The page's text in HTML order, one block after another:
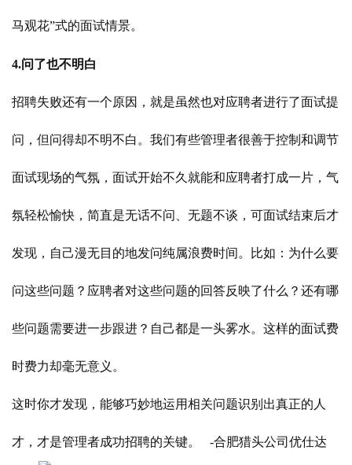
马观花”式的面试情景。
4.问了也不明白
招聘失败还有一个原因，就是虽然也对应聘者进行了面试提
问，但问得却不明不白。我们有些管理者很善于控制和调节
面试现场的气氛，面试开始不久就能和应聘者打成一片，气
氛轻松愉快，简直是无话不问、无题不谈，可面试结束后才
发现，自己漫无目的地发问纯属浪费时间。比如：为什么要
问这些问题？应聘者对这些问题的回答反映了什么？还有哪
些问题需要进一步跟进？自己都是一头雾水。这样的面试费
时费力却毫无意义。
这时你才发现，能够巧妙地运用相关问题识别出真正的人
才，才是管理者成功招聘的关键。 -合肥猎头公司优仕达